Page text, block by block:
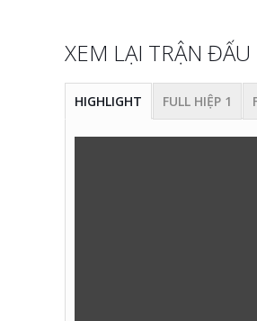
XEM LẠI TRẬN ĐẤU
HIGHLIGHT FULL HIỆP 1